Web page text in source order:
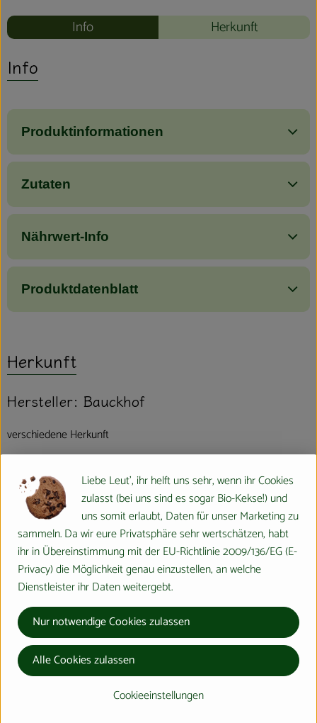
Info Herkunft
Info
Produktinformationen
Zutaten
Nährwert-Info
Produktdatenblatt
Herkunft
Hersteller: Bauckhof
verschiedene Herkunft
Bauck GmbH
D 29571 Rosche
Die Bauck GmbH wurde 1969 gegründet, um Bio- und Demeter-
Erzeugnisse der Region zu vermarkten. Noch heute ist die
Förderung der biologisch-dynamischen Landwirtschaft eines der
wichtigsten Ziele des Naturkostherstellers.
Vollwertige Müslis, erlesene Mehle, Backmischungen für saftige
Torten, Kuchen und Brote, nahrhafte Porridges und herzhafte
Veggie-Mischungen, alles oft glutenfrei, weizenfrei und vegan –
Liebe Leut', ihr helft uns sehr, wenn ihr Cookies
zulasst (bei uns sind es sogar Bio-Kekse!) und
uns somit erlaubt, Daten für unser Marketing zu
sammeln. Da wir eure Privatsphäre sehr wertschätzen, habt
ihr in Übereinstimmung mit der EU-Richtlinie 2009/136/EG (E-
Privacy) die Möglichkeit genau einzustellen, an welche
Dienstleister ihr Daten weitergebt.
Cookieeinstellungen
Nur notwendige Cookies zulassen
Alle Cookies zulassen